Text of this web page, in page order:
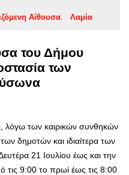
Αίθουσα Λαμία
του Δήμου
των
λόγω των καιρικών συνθηκών
δημοτών και ιδιαίτερα των
21 Ιουλίου έως και την
τις 9:00 το πρωί έως τις 8:00